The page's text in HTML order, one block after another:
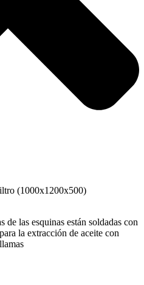
(1000x1200x500)
las esquinas están soldadas con
la extracción de aceite con